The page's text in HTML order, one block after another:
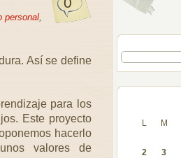
personal,
Así se define
para los
Este proyecto
hacerlo
valores de
L
M
2
3